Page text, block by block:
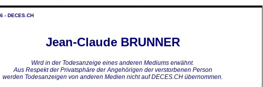
- DECES.CH
Jean-Claude BRUNNER
Wird in der Todesanzeige eines anderen Mediums erwähnt.
Aus Respekt der Privatsphäre der Angehörigen der verstorbenen Person
werden Todesanzeigen von anderen Medien nicht auf DECES.CH übernommen.